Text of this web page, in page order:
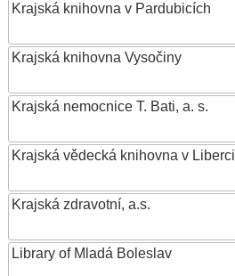
Krajská knihovna v Pardubicích
Krajská knihovna Vysočiny
Krajská nemocnice T. Bati, a. s.
Krajská vědecká knihovna v Liberci
Krajská zdravotní, a.s.
Library of Mladá Boleslav